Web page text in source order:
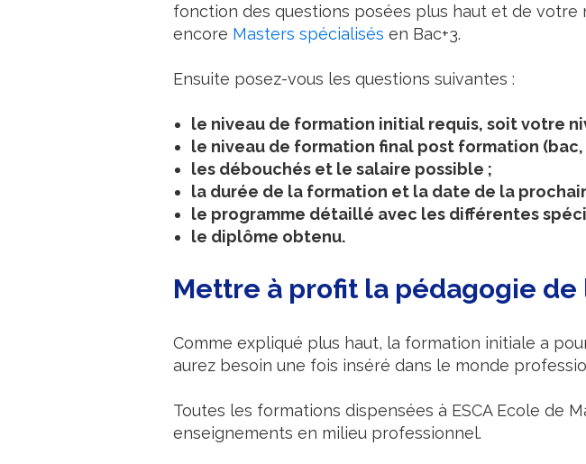
fonction des questions posées plus haut et de votre
encore Masters spécialisés en Bac+3.
Ensuite posez-vous les questions suivantes :
le niveau de formation initial requis, soit votre
le niveau de formation final post formation (bac,
les débouchés et le salaire possible ;
la durée de la formation et la date de la
le programme détaillé avec les différentes
le diplôme obtenu.
Mettre à profit la pédagogie
Comme expliqué plus haut, la formation initiale a
aurez besoin une fois inséré dans le monde
Toutes les formations dispensées à ESCA Ecole de
enseignements en milieu professionnel.